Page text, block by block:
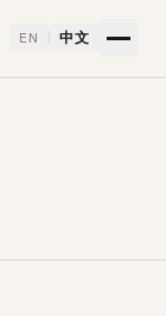
EN 中文